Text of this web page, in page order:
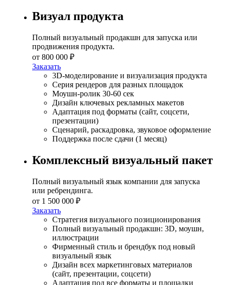
Визуал продукта
Полный визуальный продакшн для запуска или
продвижения продукта.
от 800 000 ₽
Заказать
3D-моделирование и визуализация продукта
Серия рендеров для разных площадок
Моушн-ролик 30-60 сек
Дизайн ключевых рекламных макетов
Адаптация под форматы (сайт, соцсети,
презентации)
Сценарий, раскадровка, звуковое оформление
Поддержка после сдачи (1 месяц)
Комплексный визуальный пакет
Полный визуальный язык компании для запуска
или ребрендинга.
от 1 500 000 ₽
Заказать
Стратегия визуального позиционирования
Полный визуальный продакшн: 3D, моушн,
иллюстрации
Фирменный стиль и брендбук под новый
визуальный язык
Дизайн всех маркетинговых материалов
(сайт, презентации, соцсети)
Адаптация под все форматы и площадки